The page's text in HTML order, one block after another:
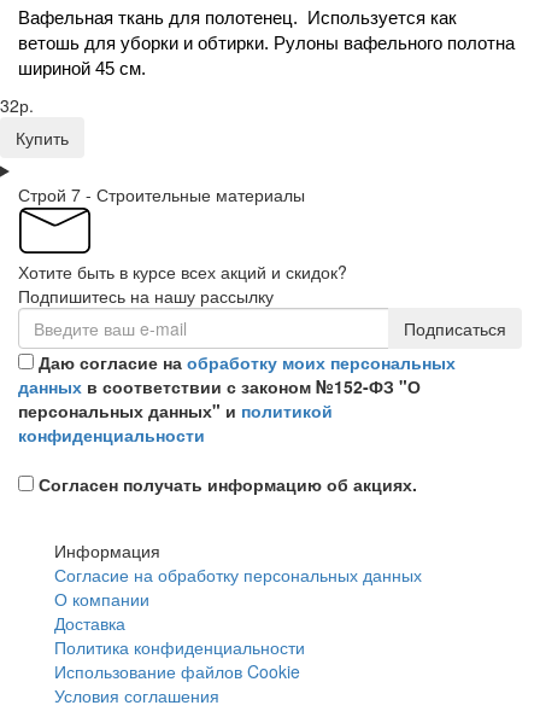
Вафельная ткань для полотенец. Используется как
ветошь для уборки и обтирки. Рулоны вафельного полотна
шириной 45 см.
32р.
Купить
Строй 7 - Строительные материалы
Хотите быть в курсе всех акций и скидок?
Подпишитесь на нашу рассылку
Подписаться
Даю согласие на обработку моих персональных
данных в соответствии с законом №152-ФЗ "О
персональных данных" и политикой
конфиденциальности
Согласен получать информацию об акциях.
Информация
Согласие на обработку персональных данных
О компании
Доставка
Политика конфиденциальности
Использование файлов Cookie
Условия соглашения